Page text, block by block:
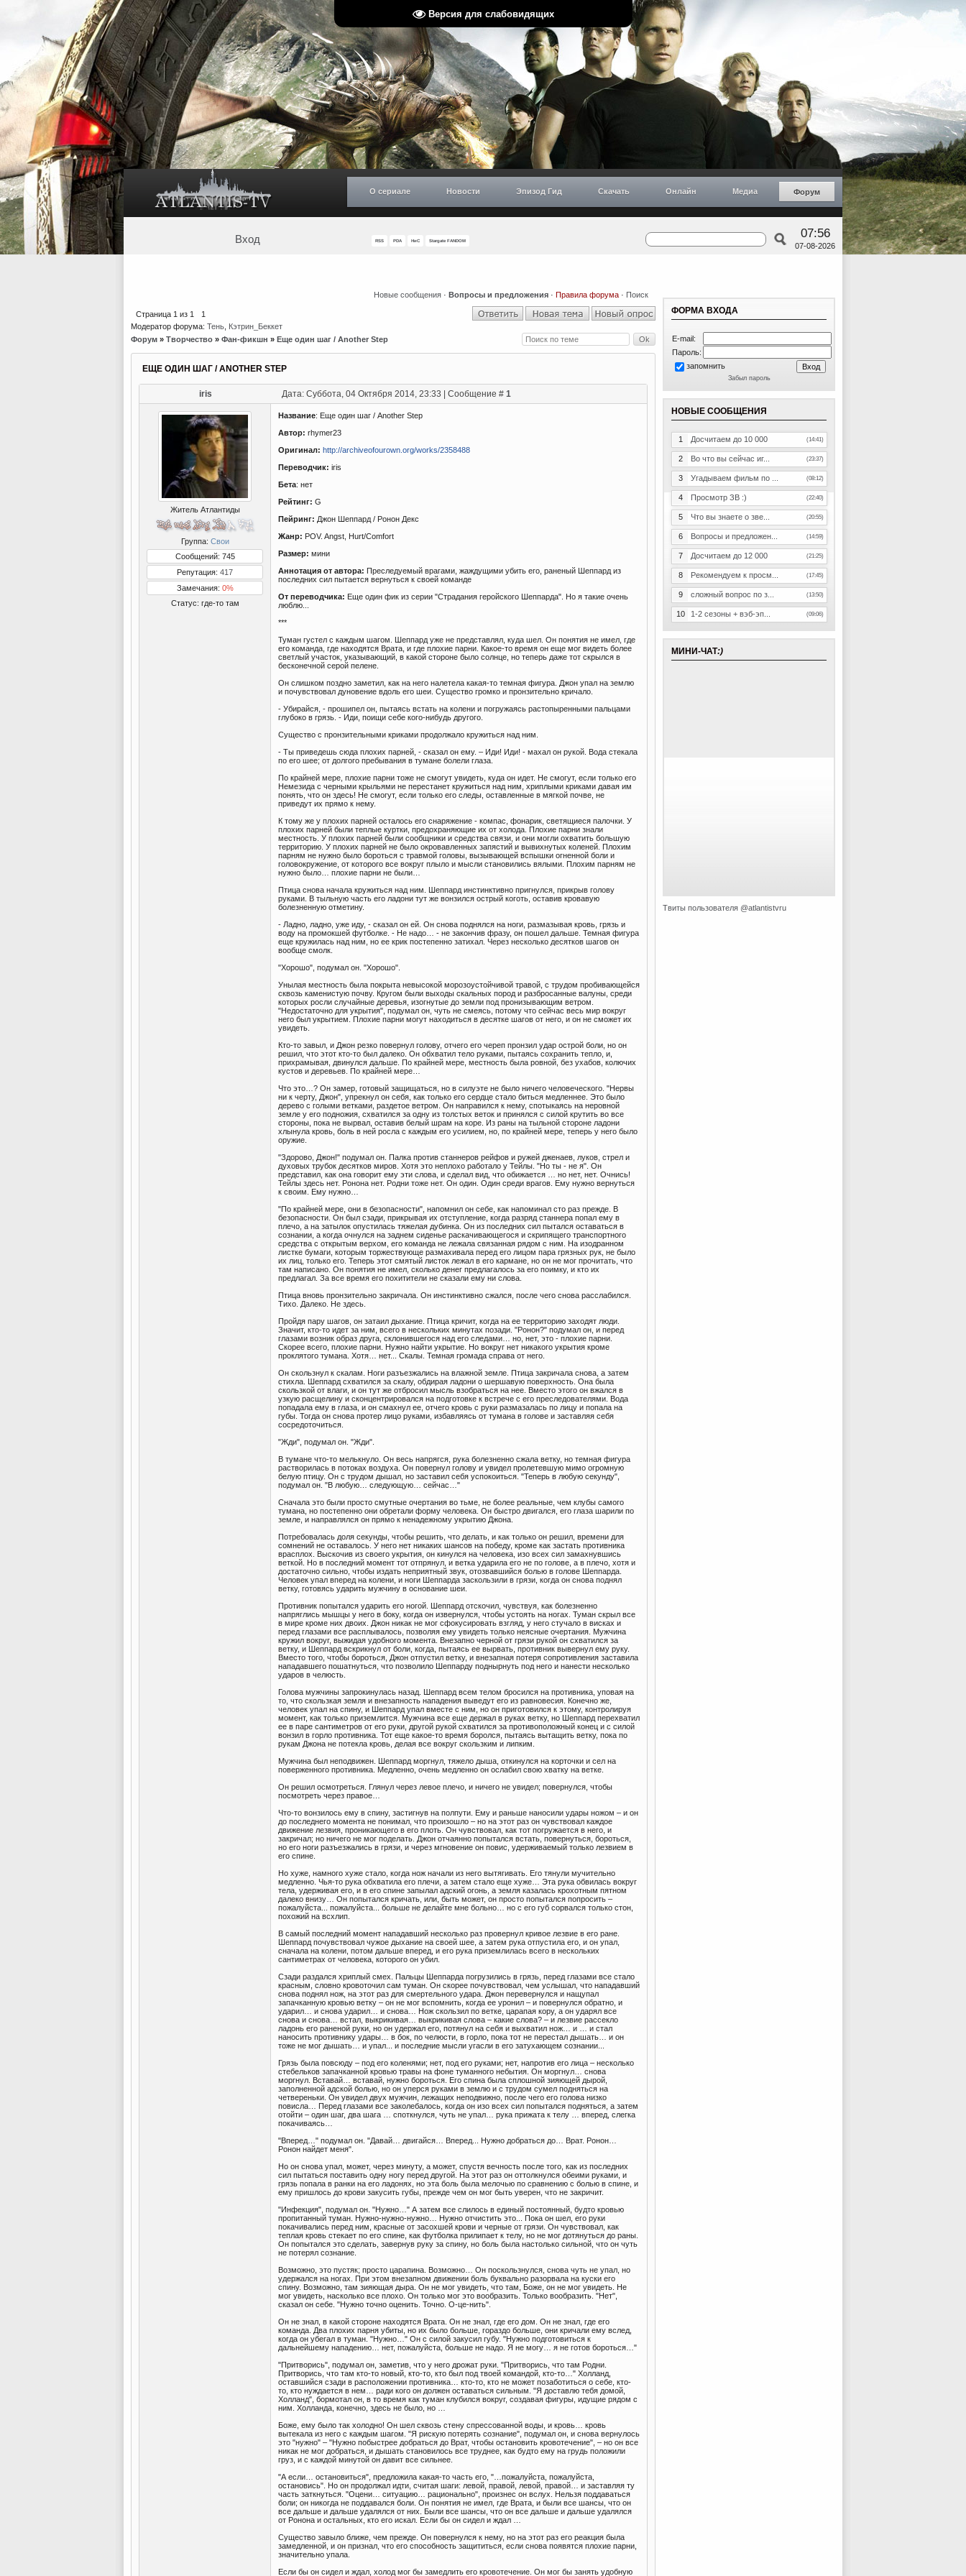
Версия для слабовидящих
О сериале Новости Эпизод Гид Скачать Онлайн Медиа Форум
Вход RSS PDA НиС Stargate FANDOM
07:56
07-08-2026
Новые сообщения · Вопросы и предложения · Правила форума · Поиск
Страница 1 из 1
1
Модератор форума: Тень Кэтрин_Беккет
Форум » Творчество » Фан-фикшн » Еще один шаг / Another Step
ЕЩЕ ОДИН ШАГ / ANOTHER STEP
iris Дата: Суббота, 04 Октября 2014, 23:33 | Сообщение # 1
Житель Атлантиды
Группа: Свои
Сообщений: 745
Репутация: 417
Замечания: 0%
Статус: где-то там
Название: Еще один шаг / Another Step
Автор: rhymer23
Оригинал: http://archiveofourown.org/works/2358488
Переводчик: iris
Бета: нет
Рейтинг: G
Пейринг: Джон Шеппард / Ронон Декс
Жанр: POV. Angst, Hurt/Comfort
Размер: мини
Аннотация от автора: Преследуемый врагами, жаждущими убить его, раненый Шеппард из
последних сил пытается вернуться к своей команде
От переводчика: Еще один фик из серии "Страдания геройского Шеппарда". Но я такие очень
люблю...
***
Туман густел с каждым шагом. Шеппард уже не представлял, куда шел. Он понятия не имел, где
его команда, где находятся Врата, и где плохие парни. Какое-то время он еще мог видеть более
светлый участок, указывающий, в какой стороне было солнце, но теперь даже тот скрылся в
бесконечной серой пелене.
Он слишком поздно заметил, как на него налетела какая-то темная фигура. Джон упал на землю
и почувствовал дуновение вдоль его шеи. Существо громко и пронзительно кричало.
- Убирайся, - прошипел он, пытаясь встать на колени и погружаясь растопыренными пальцами
глубоко в грязь. - Иди, поищи себе кого-нибудь другого.
Существо с пронзительными криками продолжало кружиться над ним.
- Ты приведешь сюда плохих парней, - сказал он ему. – Иди! Иди! - махал он рукой. Вода стекала
по его шее; от долгого пребывания в тумане болели глаза.
По крайней мере, плохие парни тоже не смогут увидеть, куда он идет. Не смогут, если только его
Немезида с черными крыльями не перестанет кружиться над ним, хриплыми криками давая им
понять, что он здесь! Не смогут, если только его следы, оставленные в мягкой почве, не
приведут их прямо к нему.
К тому же у плохих парней осталось его снаряжение - компас, фонарик, светящиеся палочки. У
плохих парней были теплые куртки, предохраняющие их от холода. Плохие парни знали
местность. У плохих парней были сообщники и средства связи, и они могли охватить большую
территорию. У плохих парней не было окровавленных запястий и вывихнутых коленей. Плохим
парням не нужно было бороться с травмой головы, вызывающей вспышки огненной боли и
головокружение, от которого все вокруг плыло и мысли становились вялыми. Плохим парням не
нужно было… плохие парни не были…
Птица снова начала кружиться над ним. Шеппард инстинктивно пригнулся, прикрыв голову
руками. В тыльную часть его ладони тут же вонзился острый коготь, оставив кровавую
болезненную отметину.
- Ладно, ладно, уже иду, - сказал он ей. Он снова поднялся на ноги, размазывая кровь, грязь и
воду на промокшей футболке. - Не надо… - не закончив фразу, он пошел дальше. Темная фигура
еще кружилась над ним, но ее крик постепенно затихал. Через несколько десятков шагов он
вообще смолк.
"Хорошо", подумал он. "Хорошо".
Унылая местность была покрыта невысокой морозоустойчивой травой, с трудом пробивающейся
сквозь каменистую почву. Кругом были выходы скальных пород и разбросанные валуны, среди
которых росли случайные деревья, изогнутые до земли под пронизывающим ветром.
"Недостаточно для укрытия", подумал он, чуть не смеясь, потому что сейчас весь мир вокруг
него был укрытием. Плохие парни могут находиться в десятке шагов от него, и он не сможет их
увидеть.
Кто-то завыл, и Джон резко повернул голову, отчего его череп пронзил удар острой боли, но он
решил, что этот кто-то был далеко. Он обхватил тело руками, пытаясь сохранить тепло, и,
прихрамывая, двинулся дальше. По крайней мере, местность была ровной, без ухабов, колючих
кустов и деревьев. По крайней мере…
Что это…? Он замер, готовый защищаться, но в силуэте не было ничего человеческого. "Нервы
ни к черту, Джон", упрекнул он себя, как только его сердце стало биться медленнее. Это было
дерево с голыми ветками, раздетое ветром. Он направился к нему, спотыкаясь на неровной
земле у его подножия, схватился за одну из толстых веток и принялся с силой крутить во все
стороны, пока не вырвал, оставив белый шрам на коре. Из раны на тыльной стороне ладони
хлынула кровь, боль в ней росла с каждым его усилием, но, по крайней мере, теперь у него было
оружие.
"Здорово, Джон!" подумал он. Палка против станнеров рейфов и ружей дженаев, луков, стрел и
духовых трубок десятков миров. Хотя это неплохо работало у Тейлы. "Но ты - не я". Он
представил, как она говорит ему эти слова, и сделал вид, что обижается … но нет, нет. Очнись!
Тейлы здесь нет. Ронона нет. Родни тоже нет. Он один. Один среди врагов. Ему нужно вернуться
к своим. Ему нужно…
"По крайней мере, они в безопасности", напомнил он себе, как напоминал сто раз прежде. В
безопасности. Он был сзади, прикрывая их отступление, когда разряд станнера попал ему в
плечо, а на затылок опустилась тяжелая дубинка. Он из последних сил пытался оставаться в
сознании, а когда очнулся на заднем сиденье раскачивающегося и скрипящего транспортного
средства с открытым верхом, его команда не лежала связанная рядом с ним. На изодранном
листке бумаги, которым торжествующе размахивала перед его лицом пара грязных рук, не было
их лиц, только его. Теперь этот смятый листок лежал в его кармане, но он не мог прочитать, что
там написано. Он понятия не имел, сколько денег предлагалось за его поимку, и кто их
предлагал. За все время его похитители не сказали ему ни слова.
Птица вновь пронзительно закричала. Он инстинктивно сжался, после чего снова расслабился.
Тихо. Далеко. Не здесь.
Пройдя пару шагов, он затаил дыхание. Птица кричит, когда на ее территорию заходят люди.
Значит, кто-то идет за ним, всего в нескольких минутах позади. "Ронон?" подумал он, и перед
глазами возник образ друга, склонившегося над его следами… но, нет, это - плохие парни.
Скорее всего, плохие парни. Нужно найти укрытие. Но вокруг нет никакого укрытия кроме
проклятого тумана. Хотя… нет... Скалы. Темная громада справа от него.
Он скользнул к скалам. Ноги разъезжались на влажной земле. Птица закричала снова, а затем
стихла. Шеппард схватился за скалу, обдирая ладони о шершавую поверхность. Она была
скользкой от влаги, и он тут же отбросил мысль взобраться на нее. Вместо этого он вжался в
узкую расщелину и сконцентрировался на подготовке к встрече с его преследователями. Вода
попадала ему в глаза, и он смахнул ее, отчего кровь с руки размазалась по лицу и попала на
губы. Тогда он снова протер лицо руками, избавляясь от тумана в голове и заставляя себя
сосредоточиться.
"Жди", подумал он. "Жди".
В тумане что-то мелькнуло. Он весь напрягся, рука болезненно сжала ветку, но темная фигура
растворилась в потоках воздуха. Он повернул голову и увидел пролетевшую мимо огромную
белую птицу. Он с трудом дышал, но заставил себя успокоиться. "Теперь в любую секунду",
подумал он. "В любую… следующую… сейчас…"
Сначала это были просто смутные очертания во тьме, не более реальные, чем клубы самого
тумана, но постепенно они обретали форму человека. Он быстро двигался, его глаза шарили по
земле, и направлялся он прямо к ненадежному укрытию Джона.
Потребовалась доля секунды, чтобы решить, что делать, и как только он решил, времени для
сомнений не оставалось. У него нет никаких шансов на победу, кроме как застать противника
врасплох. Выскочив из своего укрытия, он кинулся на человека, изо всех сил замахнувшись
веткой. Но в последний момент тот отпрянул, и ветка ударила его не по голове, а в плечо, хотя и
достаточно сильно, чтобы издать неприятный звук, отозвавшийся болью в голове Шеппарда.
Человек упал вперед на колени, и ноги Шеппарда заскользили в грязи, когда он снова поднял
ветку, готовясь ударить мужчину в основание шеи.
Противник попытался ударить его ногой. Шеппард отскочил, чувствуя, как болезненно
напряглись мышцы у него в боку, когда он извернулся, чтобы устоять на ногах. Туман скрыл все
в мире кроме них двоих. Джон никак не мог сфокусировать взгляд, у него стучало в висках и
перед глазами все расплывалось, позволяя ему увидеть только неясные очертания. Мужчина
кружил вокруг, выжидая удобного момента. Внезапно черной от грязи рукой он схватился за
ветку, и Шеппард вскрикнул от боли, когда, пытаясь ее вырвать, противник вывернул ему руку.
Вместо того, чтобы бороться, Джон отпустил ветку, и внезапная потеря сопротивления заставила
нападавшего пошатнуться, что позволило Шеппарду поднырнуть под него и нанести несколько
ударов в челюсть.
Голова мужчины запрокинулась назад. Шеппард всем телом бросился на противника, уповая на
то, что скользкая земля и внезапность нападения выведут его из равновесия. Конечно же,
человек упал на спину, и Шеппард упал вместе с ним, но он приготовился к этому, контролируя
момент, как только приземлится. Мужчина все еще держал в руках ветку, но Шеппард перехватил
ее в паре сантиметров от его руки, другой рукой схватился за противоположный конец и с силой
вонзил в горло противника. Тот еще какое-то время боролся, пытаясь вытащить ветку, пока по
рукам Джона не потекла кровь, делая все вокруг скользким и липким.
Мужчина был неподвижен. Шеппард моргнул, тяжело дыша, откинулся на корточки и сел на
поверженного противника. Медленно, очень медленно он ослабил свою хватку на ветке.
Он решил осмотреться. Глянул через левое плечо, и ничего не увидел; повернулся, чтобы
посмотреть через правое…
Что-то вонзилось ему в спину, застигнув на полпути. Ему и раньше наносили удары ножом – и он
до последнего момента не понимал, что произошло – но на этот раз он чувствовал каждое
движение лезвия, проникающего в его плоть. Он чувствовал, как тот погружается в него, и
закричал; но ничего не мог поделать. Джон отчаянно попытался встать, повернуться, бороться,
но его ноги разъезжались в грязи, и через мгновение он повис, удерживаемый только лезвием в
его спине.
Но хуже, намного хуже стало, когда нож начали из него вытягивать. Его тянули мучительно
медленно. Чья-то рука обхватила его плечи, а затем стало еще хуже… Эта рука обвилась вокруг
тела, удерживая его, и в его спине запылал адский огонь, а земля казалась крохотным пятном
далеко внизу… Он попытался кричать, или, быть может, он просто попытался попросить –
пожалуйста... пожалуйста... больше не делайте мне больно… но с его губ сорвался только стон,
похожий на всхлип.
В самый последний момент нападавший несколько раз провернул кривое лезвие в его ране.
Шеппард почувствовал чужое дыхание на своей шее, а затем рука отпустила его, и он упал,
сначала на колени, потом дальше вперед, и его рука приземлилась всего в нескольких
сантиметрах от человека, которого он убил.
Сзади раздался хриплый смех. Пальцы Шеппарда погрузились в грязь, перед глазами все стало
красным, словно кровоточил сам туман. Он скорее почувствовал, чем услышал, что нападавший
снова поднял нож, на этот раз для смертельного удара. Джон перевернулся и нащупал
запачканную кровью ветку – он не мог вспомнить, когда ее уронил – и повернулся обратно, и
ударил… и снова ударил… и снова… Нож скользил по ветке, царапая кору, а он ударял все
снова и снова… встал, выкрикивая… выкрикивая слова – какие слова? – и лезвие рассекло
ладонь его раненой руки, но он удержал его, потянул на себя и выхватил нож… и … и стал
наносить противнику удары… в бок, по челюсти, в горло, пока тот не перестал дышать… и он
тоже не мог дышать… и упал... и последние мысли угасли в его затухающем сознании...
Грязь была повсюду – под его коленями; нет, под его руками; нет, напротив его лица – несколько
стебельков запачканной кровью травы на фоне туманного небытия. Он моргнул… снова
моргнул. Вставай… вставай, нужно бороться. Его спина была сплошной зияющей дырой,
заполненной адской болью, но он уперся руками в землю и с трудом сумел подняться на
четвереньки. Он увидел двух мужчин, лежащих неподвижно, после чего его голова низко
повисла… Перед глазами все заколебалось, когда он изо всех сил попытался подняться, а затем
отойти – один шаг, два шага … споткнулся, чуть не упал… рука прижата к телу … вперед, слегка
покачиваясь…
"Вперед…" подумал он. "Давай… двигайся… Вперед... Нужно добраться до… Врат. Ронон…
Ронон найдет меня".
Но он снова упал, может, через минуту, а может, спустя вечность после того, как из последних
сил пытаться поставить одну ногу перед другой. На этот раз он оттолкнулся обеими руками, и
грязь попала в ранки на его ладонях, но эта боль была мелочью по сравнению с болью в спине, и
ему пришлось до крови закусить губы, прежде чем он мог быть уверен, что не закричит.
"Инфекция", подумал он. "Нужно…" А затем все слилось в единый постоянный, будто кровью
пропитанный туман. Нужно-нужно-нужно… Нужно отчистить это... Пока он шел, его руки
покачивались перед ним, красные от засохшей крови и черные от грязи. Он чувствовал, как
теплая кровь стекает по его спине, как футболка прилипает к телу, но не мог дотянуться до раны.
Он попытался это сделать, завернув руку за спину, но боль была настолько сильной, что он чуть
не потерял сознание.
Возможно, это пустяк; просто царапина. Возможно… Он поскользнулся, снова чуть не упал, но
удержался на ногах. При этом внезапном движении боль буквально разорвала на куски его
спину. Возможно, там зияющая дыра. Он не мог увидеть, что там, Боже, он не мог увидеть. Не
мог увидеть, насколько все плохо. Он только мог это вообразить. Только вообразить. "Нет",
сказал он себе. "Нужно точно оценить. Точно. О-це-нить".
Он не знал, в какой стороне находятся Врата. Он не знал, где его дом. Он не знал, где его
команда. Два плохих парня убиты, но их было больше, гораздо больше, они кричали ему вслед,
когда он убегал в туман. "Нужно…" Он с силой закусил губу. "Нужно подготовиться к
дальнейшему нападению… нет, пожалуйста, больше не надо. Я не могу… я не готов бороться…"
"Притворись", подумал он, заметив, что у него дрожат руки. "Притворись, что там Родни.
Притворись, что там кто-то новый, кто-то, кто был под твоей командой, кто-то…" Холланд,
оставшийся сзади в расположении противника… кто-то, кто не может позаботиться о себе, кто-
то, кто нуждается в нем… ради кого он должен оставаться сильным. "Я доставлю тебя домой,
Холланд", бормотал он, в то время как туман клубился вокруг, создавая фигуры, идущие рядом с
ним. Холланда, конечно, здесь не было, но …
Боже, ему было так холодно! Он шел сквозь стену спрессованной воды, и кровь… кровь
вытекала из него с каждым шагом. "Я рискую потерять сознание", подумал он, и снова вернулось
это "нужно" – "Нужно побыстрее добраться до Врат, чтобы остановить кровотечение", – но он все
никак не мог добраться, и дышать становилось все труднее, как будто ему на грудь положили
груз, и с каждой минутой он давит все сильнее.
"А если… остановиться", предложила какая-то часть его, "…пожалуйста, пожалуйста,
остановись". Но он продолжал идти, считая шаги: левой, правой, левой, правой… и заставляя ту
часть заткнуться. "Оцени… ситуацию… рационально", произнес он вслух. Нельзя поддаваться
боли; он никогда не поддавался боли. Он понятия не имел, где Врата, и были все шансы, что он
все дальше и дальше удалялся от них. Были все шансы, что он все дальше и дальше удалялся
от Ронона и остальных, кто его искал. Если бы он сидел и ждал …
Существо завыло ближе, чем прежде. Он повернулся к нему, но на этот раз его реакция была
замедленной, и он признал, что его способность защититься, если снова появятся плохие парни,
значительно упала.
Если бы он сидел и ждал, холод мог бы замедлить его кровотечение. Он мог бы занять удобную
ФОРМА ВХОДА
E-mail:
Пароль:
запомнить
Забыл пароль
НОВЫЕ СООБЩЕНИЯ
1 Досчитаем до 10 000 (14:41)
2 Во что вы сейчас иг... (23:37)
3 Угадываем фильм по ... (08:12)
4 Просмотр ЗВ :) (22:40)
5 Что вы знаете о зве... (20:55)
6 Вопросы и предложен... (14:59)
7 Досчитаем до 12 000 (21:25)
8 Рекомендуем к просм... (17:45)
9 сложный вопрос по з... (13:50)
10 1-2 сезоны + вэб-эп... (09:06)
МИНИ-ЧАТ:)
Твиты пользователя @atlantistvru